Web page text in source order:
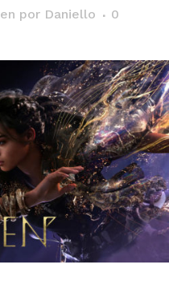
en por Daniello
0